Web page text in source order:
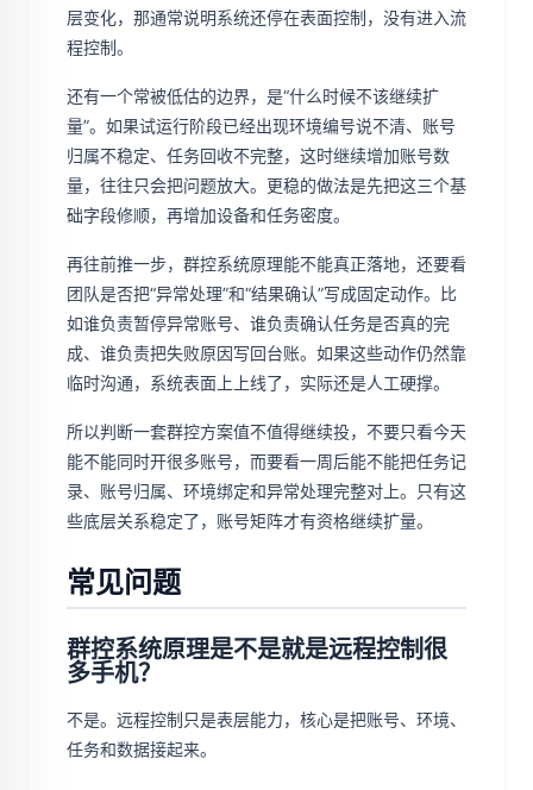
层变化，那通常说明系统还停在表面控制，没有进入流
程控制。
还有一个常被低估的边界，是“什么时候不该继续扩
量”。如果试运行阶段已经出现环境编号说不清、账号
归属不稳定、任务回收不完整，这时继续增加账号数
量，往往只会把问题放大。更稳的做法是先把这三个基
础字段修顺，再增加设备和任务密度。
再往前推一步，群控系统原理能不能真正落地，还要看
团队是否把“异常处理”和“结果确认”写成固定动作。比
如谁负责暂停异常账号、谁负责确认任务是否真的完
成、谁负责把失败原因写回台账。如果这些动作仍然靠
临时沟通，系统表面上上线了，实际还是人工硬撑。
所以判断一套群控方案值不值得继续投，不要只看今天
能不能同时开很多账号，而要看一周后能不能把任务记
录、账号归属、环境绑定和异常处理完整对上。只有这
些底层关系稳定了，账号矩阵才有资格继续扩量。
常见问题
群控系统原理是不是就是远程控制很
多手机？
不是。远程控制只是表层能力，核心是把账号、环境、
任务和数据接起来。